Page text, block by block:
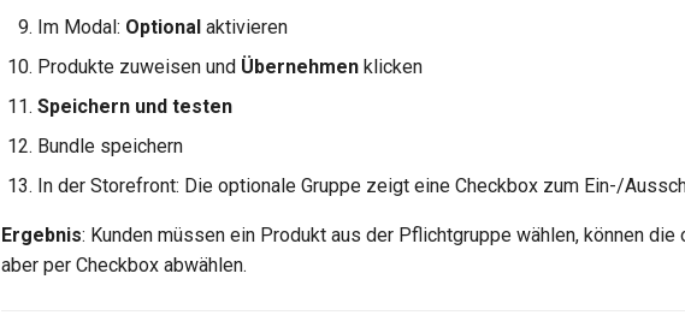
Im Modal: Optional aktivieren
Produkte zuweisen und Übernehmen klicken
Speichern und testen
Bundle speichern
In der Storefront: Die optionale Gruppe zeigt eine Checkbox zum Ein-/
Ergebnis: Kunden müssen ein Produkt aus der Pflichtgruppe wählen, können die
aber per Checkbox abwählen.